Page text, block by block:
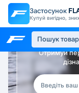
Застосунок
Купуй вигідно,
Отримуй